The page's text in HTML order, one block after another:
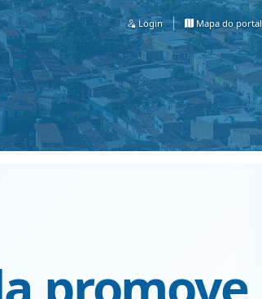
Login Mapa do portal